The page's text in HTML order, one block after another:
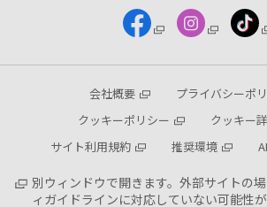
会社概要
プライバシーポ
クッキーポリシー
クッキー
サイト利用規約
推奨環境
別ウィンドウで開きます。外部サイトの
ィガイドラインに対応していない可能性が